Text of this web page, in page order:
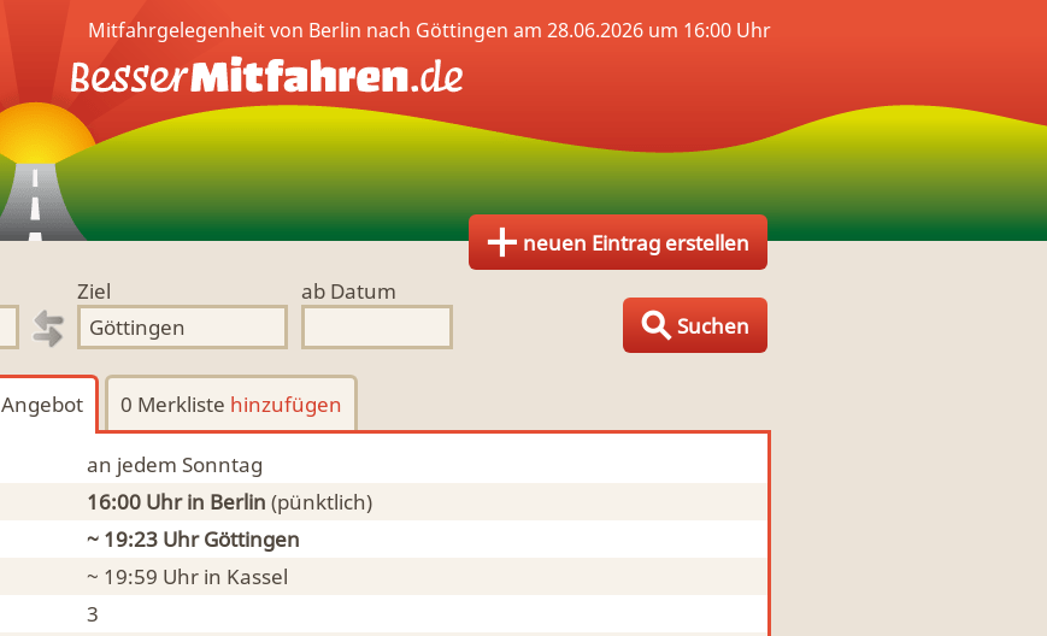
neuen Eintrag erstellen
Ziel
ab Datum
Suchen
Mitfahrgelegenheit von Berlin nach Göttingen am 28.06.2026 um 16:00 Uhr
Angebot 0 Merkliste hinzufügen
an jedem Sonntag
16:00 Uhrin Berlin (pünktlich)
~ 19:23 UhrGöttingen
~ 19:59 Uhr in Kassel
3